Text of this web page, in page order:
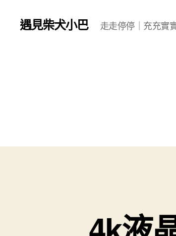
遇見柴犬小巴 走走停停｜充充實